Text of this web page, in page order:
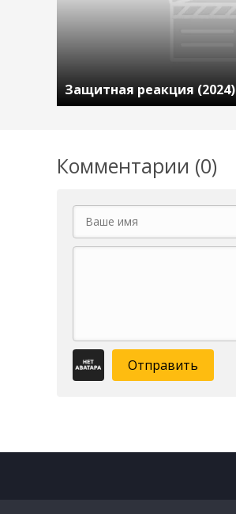
Защитная реакция (2024)
Комментарии (0)
Отправить